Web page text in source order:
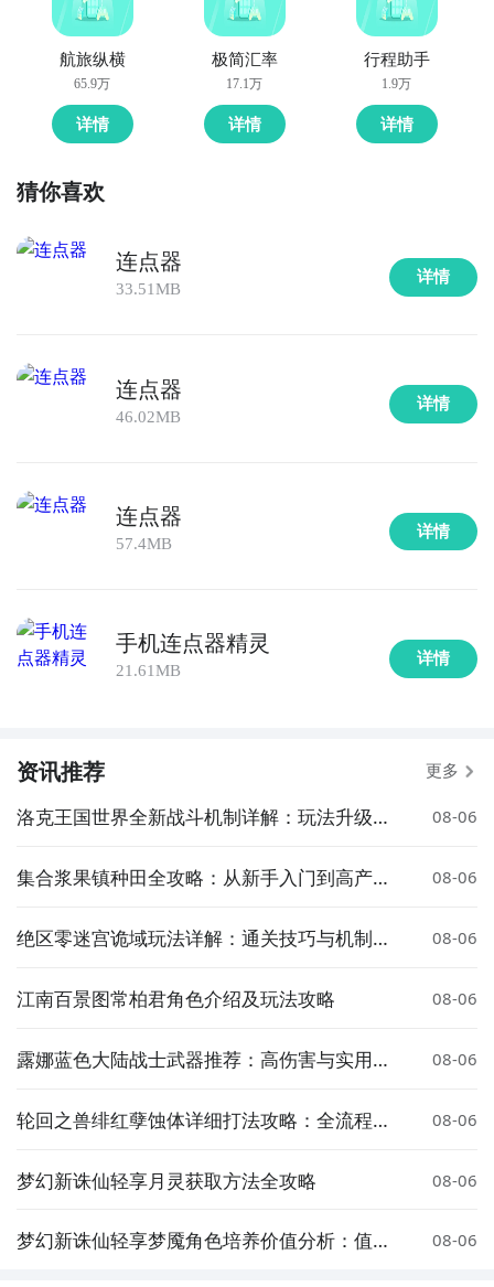
航旅纵横
65.9万
详情
极简汇率
17.1万
详情
行程助手
1.9万
详情
猜你喜欢
连点器
33.51MB
详情
连点器
46.02MB
详情
连点器
57.4MB
详情
手机连点器精灵
21.61MB
详情
资讯推荐 更多
洛克王国世界全新战斗机制详解：玩法升级与
08-06
集合浆果镇种田全攻略：从新手入门到高产技
08-06
绝区零迷宫诡域玩法详解：通关技巧与机制解
08-06
江南百景图常柏君角色介绍及玩法攻略 08-06
露娜蓝色大陆战士武器推荐：高伤害与实用性
08-06
轮回之兽绯红孽蚀体详细打法攻略：全流程通
08-06
梦幻新诛仙轻享月灵获取方法全攻略 08-06
梦幻新诛仙轻享梦魇角色培养价值分析：值得
08-06